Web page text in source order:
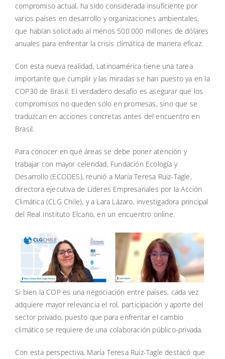
compromiso actual, ha sido considerada insuficiente por
varios países en desarrollo y organizaciones ambientales,
que habían solicitado al menos 500.000 millones de dólares
anuales para enfrentar la crisis climática de manera eficaz.
Con esta nueva realidad, Latinoamérica tiene una tarea
importante que cumplir y las miradas se han puesto ya en la
COP30 de Brasil. El verdadero desafío es asegurar que los
compromisos no queden sólo en promesas, sino que se
traduzcan en acciones concretas antes del encuentro en
Brasil.
Para conocer en qué áreas se debe poner atención y
trabajar con mayor celeridad, Fundación Ecología y
Desarrollo (ECODES), reunió a María Teresa Ruiz-Tagle,
directora ejecutiva de Líderes Empresariales por la Acción
Climática (CLG Chile), y a Lara Lázaro, investigadora principal
del Real Instituto Elcano, en un encuentro online.
Si bien la COP es una negociación entre países, cada vez
adquiere mayor relevancia el rol, participación y aporte del
sector privado, puesto que para enfrentar el cambio
climático se requiere de una colaboración público-privada.
Con esta perspectiva, María Teresa Ruiz-Tagle destacó que